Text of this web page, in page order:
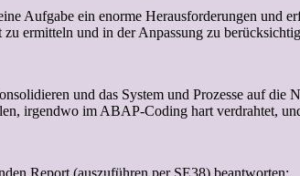
Aufgabe ein enorme Herausforderungen
ermitteln und in der Anpassung zu
und das System und Prozesse auf
irgendwo im ABAP-Coding hart verdrahtet,
Report (auszuführen per SE38) beantworten: